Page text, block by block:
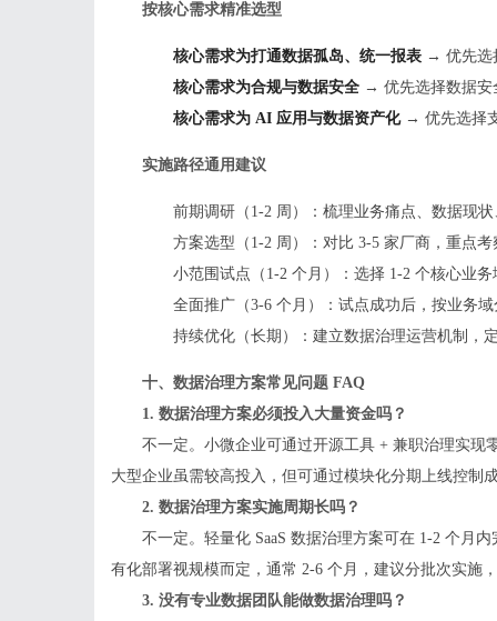
按核心需求精准选型
核心需求为打通数据孤岛、统一报表 → 优先选
核心需求为合规与数据安全 → 优先选择数据安
核心需求为 AI 应用与数据资产化→ 优先选择
实施路径通用建议
前期调研（1-2 周）：梳理业务痛点、数据现
方案选型（1-2 周）：对比 3-5 家厂商，重点
小范围试点（1-2 个月）：选择 1-2 个核心业
全面推广（3-6 个月）：试点成功后，按业务
持续优化（长期）：建立数据治理运营机制，
十、数据治理方案常见问题 FAQ
1. 数据治理方案必须投入大量资金吗？
不一定。小微企业可通过开源工具 + 兼职治理实现
大型企业虽需较高投入，但可通过模块化分期上线控制
2. 数据治理方案实施周期长吗？
不一定。轻量化 SaaS 数据治理方案可在 1-2 个月
有化部署视规模而定，通常 2-6 个月，建议分批次实施
3. 没有专业数据团队能做数据治理吗？